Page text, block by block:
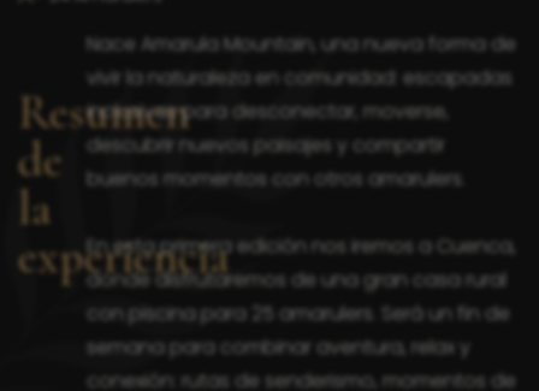
Resumen
de
la
experiencia
Nace Amarula Mountain, una nueva forma de
vivir la naturaleza en comunidad: escapadas
inclusivas para desconectar, moverse,
descubrir nuevos paisajes y compartir
buenos momentos con otros amarulers.
En esta primera edición nos iremos a Cuenca,
donde disfrutaremos de una gran casa rural
con piscina para 25 amarulers. Será un fin de
semana para combinar aventura, relax y
conexión: rutas de senderismo, momentos de